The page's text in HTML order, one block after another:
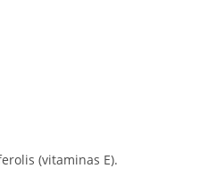
(vitaminas E).